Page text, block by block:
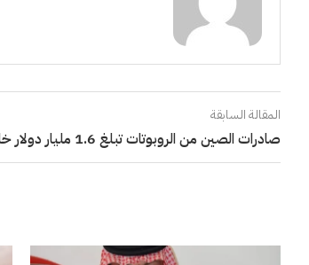
المقالة السابقة
صادرات الصين من الروبوتات تبلغ 1.6 مليار دولار خلال الربع الأول